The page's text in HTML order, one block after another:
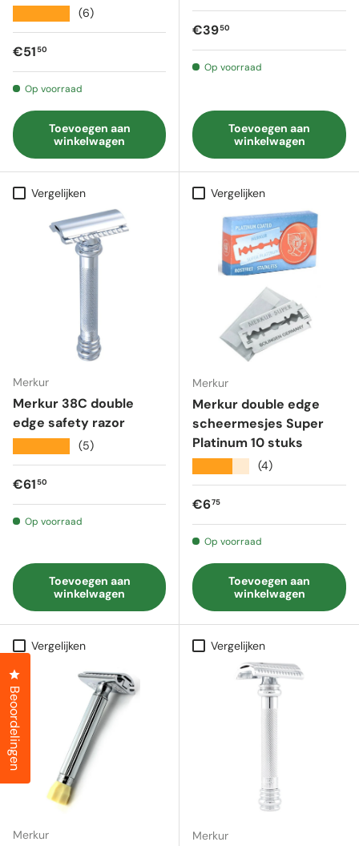
(6)
Reguliere prijs
€5150
Op voorraad
Toevoegen aan
winkelwagen
Reguliere prijs
€3950
Op voorraad
Toevoegen aan
winkelwagen
Vergelijken
Merkur
Merkur 38C double
edge safety razor
(5)
Reguliere prijs
€6150
Op voorraad
Toevoegen aan
winkelwagen
Vergelijken
Merkur
Merkur double edge
scheermesjes Super
Platinum 10 stuks
(4)
Reguliere prijs
€675
Op voorraad
Toevoegen aan
winkelwagen
Vergelijken
Merkur
Vergelijken
Merkur
Beoordelingen
Klik om het dialoogvenster met beoordelingen te openen